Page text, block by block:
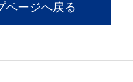
ページへ戻る